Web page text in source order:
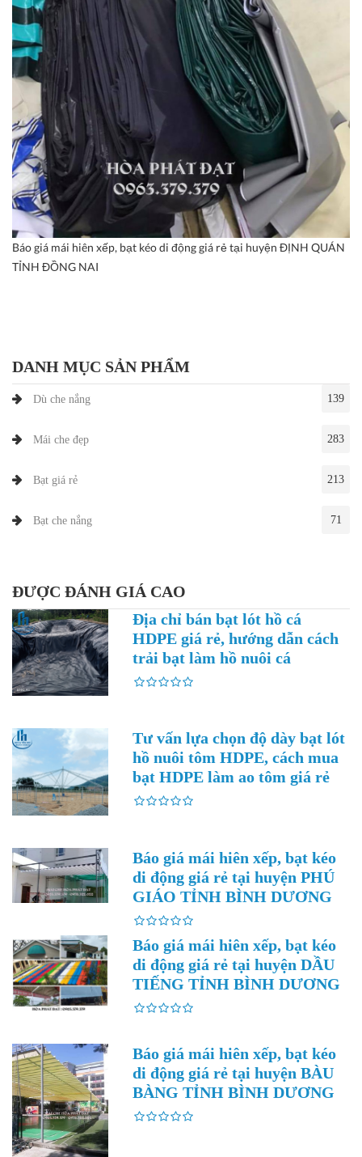
Báo giá mái hiên xếp, bạt kéo di động giá rẻ tại huyện ĐỊNH QUÁN
TỈNH ĐỒNG NAI
DANH MỤC SẢN PHẨM
Dù che nắng 139
Mái che đẹp 283
Bạt giá rẻ 213
Bạt che nắng 71
ĐƯỢC ĐÁNH GIÁ CAO
Địa chỉ bán bạt lót hồ cá
HDPE giá rẻ, hướng dẫn cách
trải bạt làm hồ nuôi cá
Tư vấn lựa chọn độ dày bạt lót
hồ nuôi tôm HDPE, cách mua
bạt HDPE làm ao tôm giá rẻ
Báo giá mái hiên xếp, bạt kéo
di động giá rẻ tại huyện PHÚ
GIÁO TỈNH BÌNH DƯƠNG
Báo giá mái hiên xếp, bạt kéo
di động giá rẻ tại huyện DẦU
TIẾNG TỈNH BÌNH DƯƠNG
Báo giá mái hiên xếp, bạt kéo
di động giá rẻ tại huyện BÀU
BÀNG TỈNH BÌNH DƯƠNG